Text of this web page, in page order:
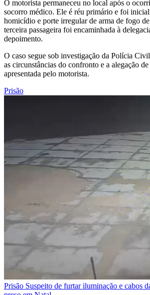
O motorista permaneceu no local após o
socorro médico. Ele é réu primário e foi
homicídio e porte irregular de arma de fogo
terceira passageira foi encaminhada à
depoimento.
O caso segue sob investigação da Polícia
as circunstâncias do confronto e a alegação
apresentada pelo motorista.
Prisão
Prisão Suspeito de furtar iluminação e cabos